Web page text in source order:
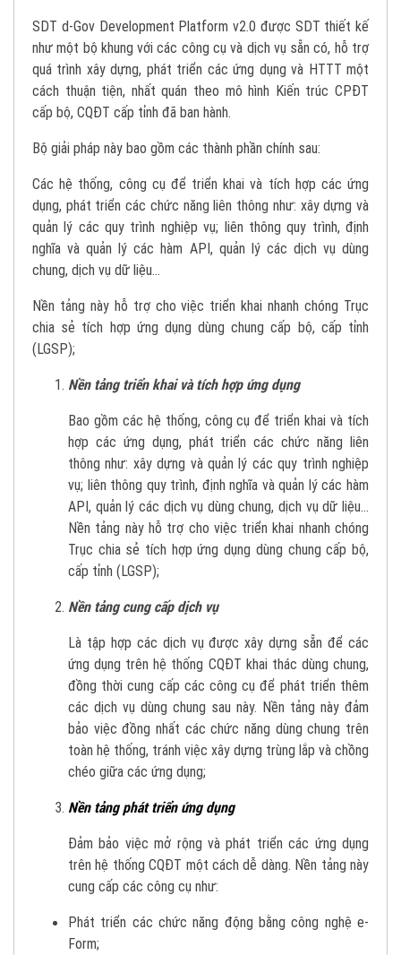
SDT d-Gov Development Platform v2.0 được SDT thiết kế
như một bộ khung với các công cụ và dịch vụ sẵn có, hỗ trợ
quá trình xây dựng, phát triển các ứng dụng và HTTT một
cách thuận tiện, nhất quán theo mô hình Kiến trúc CPĐT
cấp bộ, CQĐT cấp tỉnh đã ban hành.
Bộ giải pháp này bao gồm các thành phần chính sau:
Các hệ thống, công cụ để triển khai và tích hợp các ứng
dụng, phát triển các chức năng liên thông như: xây dựng và
quản lý các quy trình nghiệp vụ; liên thông quy trình, định
nghĩa và quản lý các hàm API, quản lý các dịch vụ dùng
chung, dịch vụ dữ liệu...
Nền tảng này hỗ trợ cho việc triển khai nhanh chóng Trục
chia sẻ tích hợp ứng dụng dùng chung cấp bộ, cấp tỉnh
(LGSP);
Nền tảng triển khai và tích hợp ứng dụng
Bao gồm các hệ thống, công cụ để triển khai và tích
hợp các ứng dụng, phát triển các chức năng liên
thông như: xây dựng và quản lý các quy trình nghiệp
vụ; liên thông quy trình, định nghĩa và quản lý các hàm
API, quản lý các dịch vụ dùng chung, dịch vụ dữ liệu...
Nền tảng này hỗ trợ cho việc triển khai nhanh chóng
Trục chia sẻ tích hợp ứng dụng dùng chung cấp bộ,
cấp tỉnh (LGSP);
Nền tảng cung cấp dịch vụ
Là tập hợp các dịch vụ được xây dựng sẵn để các
ứng dụng trên hệ thống CQĐT khai thác dùng chung,
đồng thời cung cấp các công cụ để phát triển thêm
các dịch vụ dùng chung sau này. Nền tảng này đảm
bảo việc đồng nhất các chức năng dùng chung trên
toàn hệ thống, tránh việc xây dựng trùng lắp và chồng
chéo giữa các ứng dụng;
Nền tảng phát triển ứng dụng
Đảm bảo việc mở rộng và phát triển các ứng dụng
trên hệ thống CQĐT một cách dễ dàng. Nền tảng này
cung cấp các công cụ như:
Phát triển các chức năng động bằng công nghệ e-
Form;